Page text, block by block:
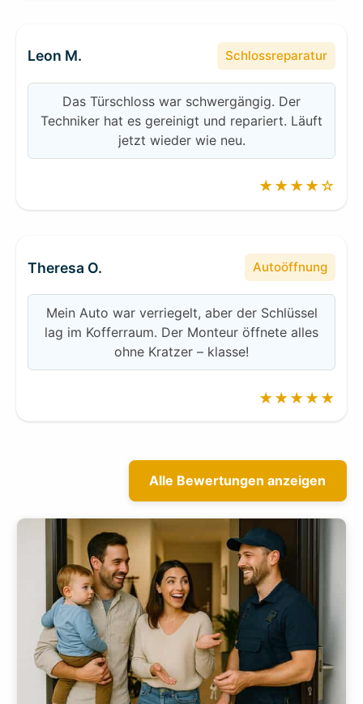
Leon M. Schlossreparatur
Das Türschloss war schwergängig. Der
Techniker hat es gereinigt und repariert. Läuft
jetzt wieder wie neu.
★★★★☆
Theresa O. Autoöffnung
Mein Auto war verriegelt, aber der Schlüssel
lag im Kofferraum. Der Monteur öffnete alles
ohne Kratzer – klasse!
★★★★★
Alle Bewertungen anzeigen